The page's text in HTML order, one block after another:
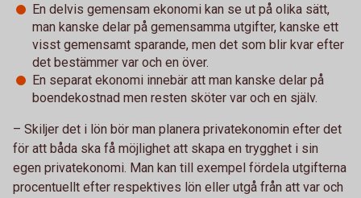
En delvis gemensam ekonomi kan se ut på olika sätt,
man kanske delar på gemensamma utgifter, kanske ett
visst gemensamt sparande, men det som blir kvar efter
det bestämmer var och en över.
En separat ekonomi innebär att man kanske delar på
boendekostnad men resten sköter var och en själv.
– Skiljer det i lön bör man planera privatekonomin efter det
för att båda ska få möjlighet att skapa en trygghet i sin
egen privatekonomi. Man kan till exempel fördela utgifterna
procentuellt efter respektives lön eller utgå från att var och